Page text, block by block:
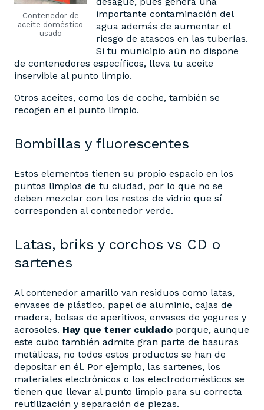
Contenedor de
aceite doméstico
usado
importante contaminación del
agua además de aumentar el
riesgo de atascos en las tuberías.
Si tu municipio aún no dispone
de contenedores específicos, lleva tu aceite
inservible al punto limpio.
Otros aceites, como los de coche, también se
recogen en el punto limpio.
Bombillas y fluorescentes
Estos elementos tienen su propio espacio en los
puntos limpios de tu ciudad, por lo que no se
deben mezclar con los restos de vidrio que sí
corresponden al contenedor verde.
Latas, briks y corchos vs CD o
sartenes
Al contenedor amarillo van residuos como latas,
envases de plástico, papel de aluminio, cajas de
madera, bolsas de aperitivos, envases de yogures y
aerosoles. Hay que tener cuidado porque, aunque
este cubo también admite gran parte de basuras
metálicas, no todos estos productos se han de
depositar en él. Por ejemplo, las sartenes, los
materiales electrónicos o los electrodomésticos se
tienen que llevar al punto limpio para su correcta
reutilización y separación de piezas.